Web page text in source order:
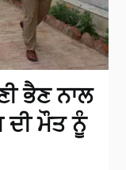
ਭੈਣ ਨਾਲ
ਦੀ ਮੌਤ ਨੂੰ